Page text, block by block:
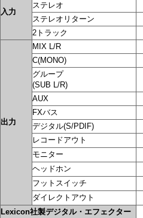
入力
ステレオ
ステレオリターン
2トラック
出力
MIX L/R
C(MONO)
グループ
(SUB L/R)
AUX
FXバス
デジタル(S/PDIF)
レコードアウト
モニター
ヘッドホン
フットスイッチ
ダイレクトアウト
Lexicon社製デジタル・エフェクター